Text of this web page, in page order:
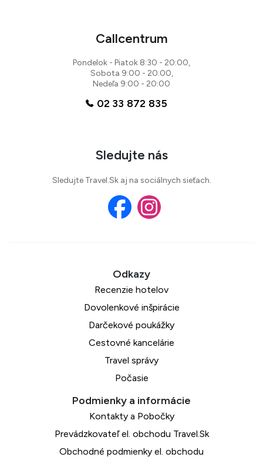
Callcentrum
Pondelok - Piatok 8:30 - 20:00,
Sobota 9:00 - 20:00,
Nedeľa 9:00 - 20:00
02 33 872 835
Sledujte nás
Sledujte Travel.Sk aj na sociálnych sieťach.
Recenzie hotelov
Dovolenkové inšpirácie
Darčekové poukážky
Cestovné kancelárie
Travel správy
Počasie
Kontakty a Pobočky
Prevádzkovateľ el. obchodu Travel.Sk
Obchodné podmienky el. obchodu